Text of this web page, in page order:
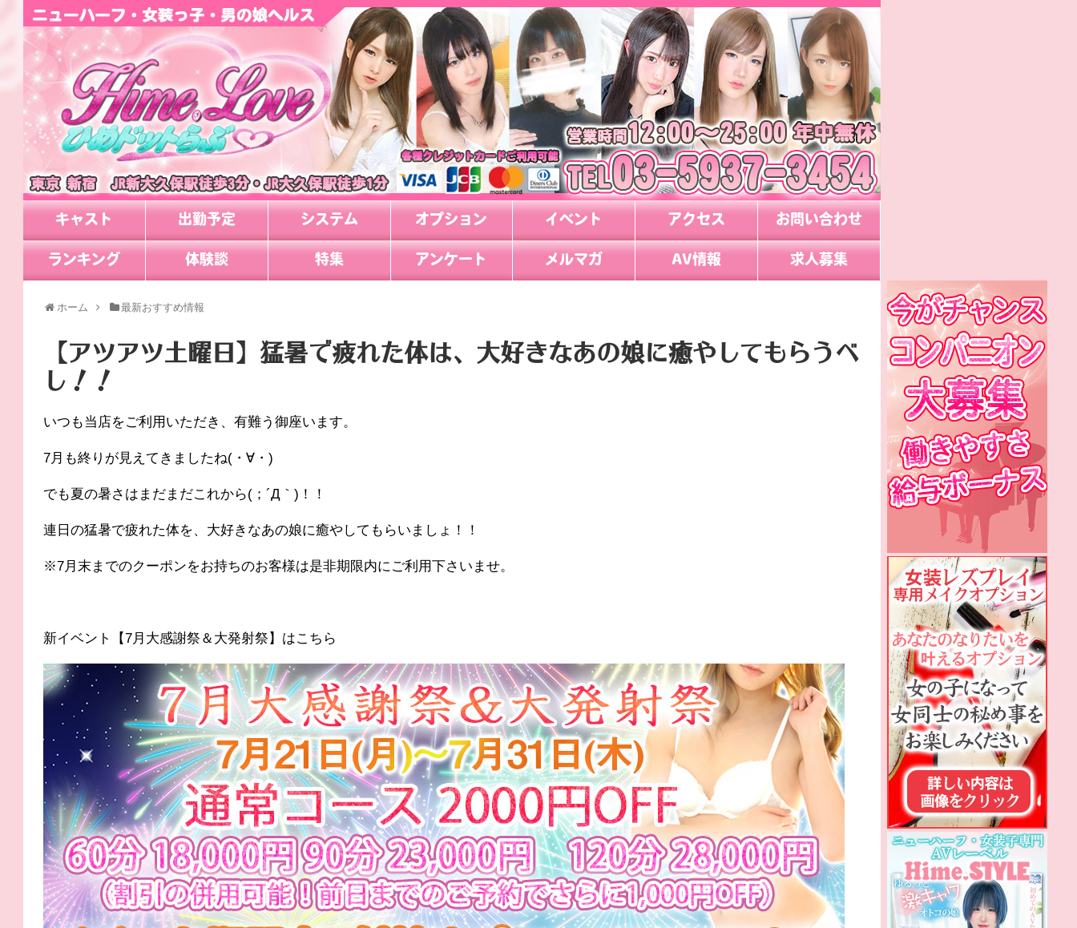
キャスト 出勤予定 システム オプション イベント アクセス お問い合わせ
ランキング 体験談 特集 アンケート メルマガ AV情報 求人募集
ホーム 最新おすすめ情報
【アツアツ土曜日】猛暑で疲れた体は、大好きなあの娘に癒やしてもらうべ
し！！
いつも当店をご利用いただき、有難う御座います。
7月も終りが見えてきましたね(・∀・)
でも夏の暑さはまだまだこれから(；´Д｀)！！
連日の猛暑で疲れた体を、大好きなあの娘に癒やしてもらいましょ！！
※7月末までのクーポンをお持ちのお客様は是非期限内にご利用下さいませ。
新イベント【7月大感謝祭＆大発射祭】はこちら